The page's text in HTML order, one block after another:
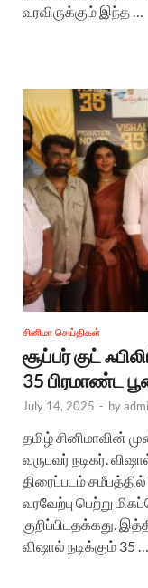
வரவிருக்கும் இந்த …
சினிமா செய்திகள்
சூப்பர் குட்
35 பிரமாண்ட
July 14, 2025 - by
தமிழ் சினிமாவின்
வருபவர் நடிகர்.
திரைப்படம்
வரவேற்பு பெற்று
குறிப்பிடதக்கது.
விஷால் நடிக்கும் 35 …